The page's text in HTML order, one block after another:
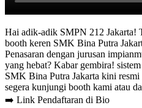
Hai adik-adik SMPN 212 Jakarta!
booth keren SMK Bina Putra
Penasaran dengan jurusan
yang hebat? Kabar gembira!
SMK Bina Putra Jakarta kini
segera kunjungi booth kami atau
➡️ Link Pendaftaran di Bio